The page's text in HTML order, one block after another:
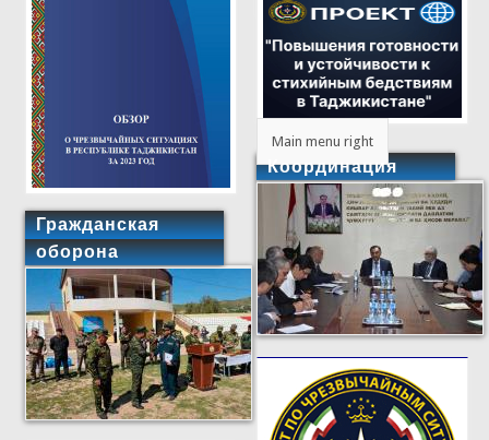
Гражданская
оборона
Main menu right
Координация